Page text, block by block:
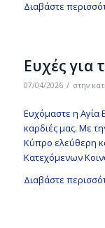
Διαβάστε
Ευχές για
07/04/2026 / στην
Ευχόμαστε η Αγία
καρδιές μας. Με
Κύπρο ελεύθερη
Κατεχόμενων
Διαβάστε